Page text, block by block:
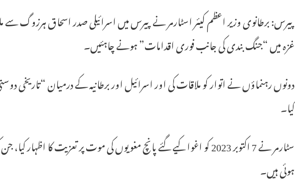
پیرس: برطانوی وزیر اعظم کیئر اسٹارمر نے پیرس میں اسرائیلی صدر اسحاق ہرزوگ
غزہ میں “جنگ بندی کی جانب فوری اقدامات” ہونے چاہئیں۔
دونوں رہنماؤں نے اتوار کو ملاقات کی اور اسرائیل اور برطانیہ کے درمیان “تاریخی
کیا۔
سٹارمر نے 7 اکتوبر 2023 کو اغوا کیے گئے پانچ مغویوں کی موت پر تعزیت کا
ہوئی ہیں۔